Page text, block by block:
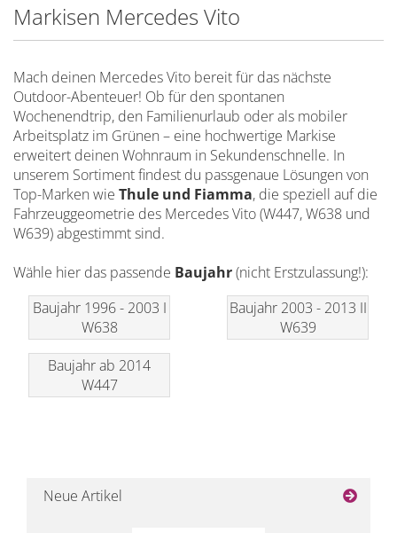
Markisen Mercedes Vito
Mach deinen Mercedes Vito bereit für das nächste
Outdoor-Abenteuer! Ob für den spontanen
Wochenendtrip, den Familienurlaub oder als mobiler
Arbeitsplatz im Grünen – eine hochwertige Markise
erweitert deinen Wohnraum in Sekundenschnelle. In
unserem Sortiment findest du passgenaue Lösungen von
Top-Marken wie Thule und Fiamma, die speziell auf die
Fahrzeuggeometrie des Mercedes Vito (W447, W638 und
W639) abgestimmt sind.
Wähle hier das passende Baujahr(nicht Erstzulassung!):
Baujahr 1996 - 2003 I
W638
Baujahr 2003 - 2013 II
W639
Baujahr ab 2014
W447
Neue Artikel